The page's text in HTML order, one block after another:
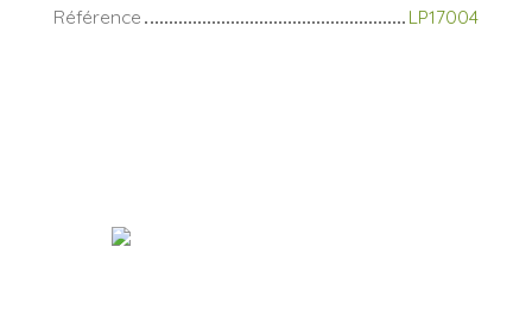
Référence LP17004